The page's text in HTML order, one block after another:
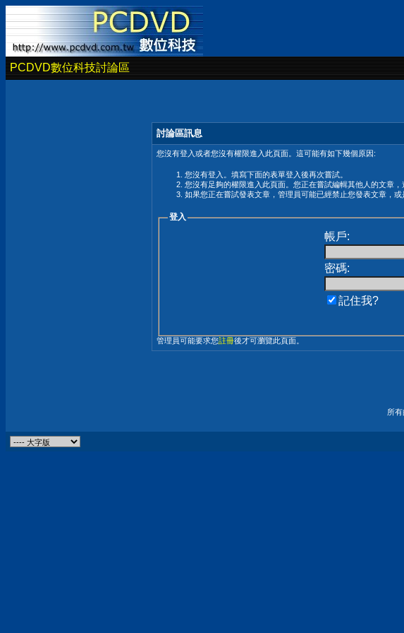
PCDVD數位科技討論區
討論區訊息
您沒有登入或者您沒有權限進入此頁面。這可能有如下幾個原因:
您沒有登入。填寫下面的表單登入後再次嘗試。
您沒有足夠的權限進入此頁面。您正在嘗試編輯其他人的文章
如果您正在嘗試發表文章，管理員可能已經禁止您發表文章，或
登入
帳戶:
密碼:
記住我?
管理員可能要求您註冊後才可瀏覽此頁面。
所